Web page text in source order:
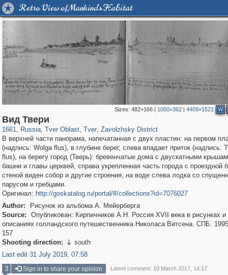
Retro View of Mankind's Habitat
Sizes: 482×166| 1050×362| 4409×1521 W
Вид Твери
1661, Russia
1,407,361
, Tver Oblast
22,593
, Tver, Zavolzhsky District
В верхней части панорама, напечатанная с двух пластин: на первом
(надпись: Wolga flus), в глубине берег, слева впадает приток (надпись:
flus), на берегу город (Тверь): бревенчатые дома с двускатными
башни и главы церквей, справа укрепленная часть города с проездной
стеной виден собор и другие строения, на воде слева лодка со
парусом и гребцами.
Оригинал: http://goskatalog.ru/portal/#/collections?id=7076027
Author:
Рисунок из альбома А. Мейерберга
Source:
Опубликован: Кирпичников А.Н. Россия XVII века в рисунках и
описаниях голландского путешественника Николаса Витсена. СПБ.
157
Shooting direction:  south
Last edit 31 July 2019, 07:58
3
Sign in to share your opinion Latest comment: 10 March 2017, 14:17